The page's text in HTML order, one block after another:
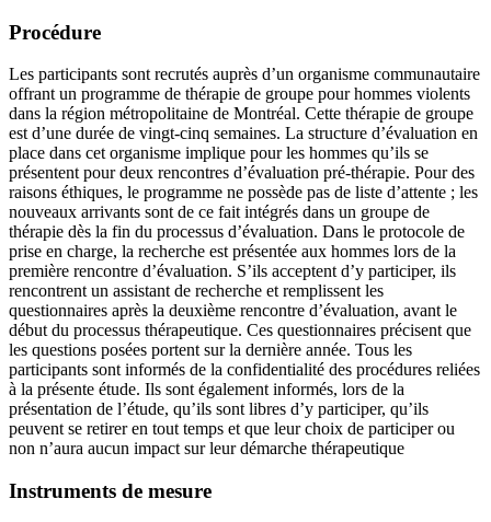
Procédure
Les participants sont recrutés auprès d’un organisme communautaire
offrant un programme de thérapie de groupe pour hommes violents
dans la région métropolitaine de Montréal. Cette thérapie de groupe
est d’une durée de vingt-cinq semaines. La structure d’évaluation en
place dans cet organisme implique pour les hommes qu’ils se
présentent pour deux rencontres d’évaluation pré-thérapie. Pour des
raisons éthiques, le programme ne possède pas de liste d’attente ; les
nouveaux arrivants sont de ce fait intégrés dans un groupe de
thérapie dès la fin du processus d’évaluation. Dans le protocole de
prise en charge, la recherche est présentée aux hommes lors de la
première rencontre d’évaluation. S’ils acceptent d’y participer, ils
rencontrent un assistant de recherche et remplissent les
questionnaires après la deuxième rencontre d’évaluation, avant le
début du processus thérapeutique. Ces questionnaires précisent que
les questions posées portent sur la dernière année. Tous les
participants sont informés de la confidentialité des procédures reliées
à la présente étude. Ils sont également informés, lors de la
présentation de l’étude, qu’ils sont libres d’y participer, qu’ils
peuvent se retirer en tout temps et que leur choix de participer ou
non n’aura aucun impact sur leur démarche thérapeutique
Instruments de mesure